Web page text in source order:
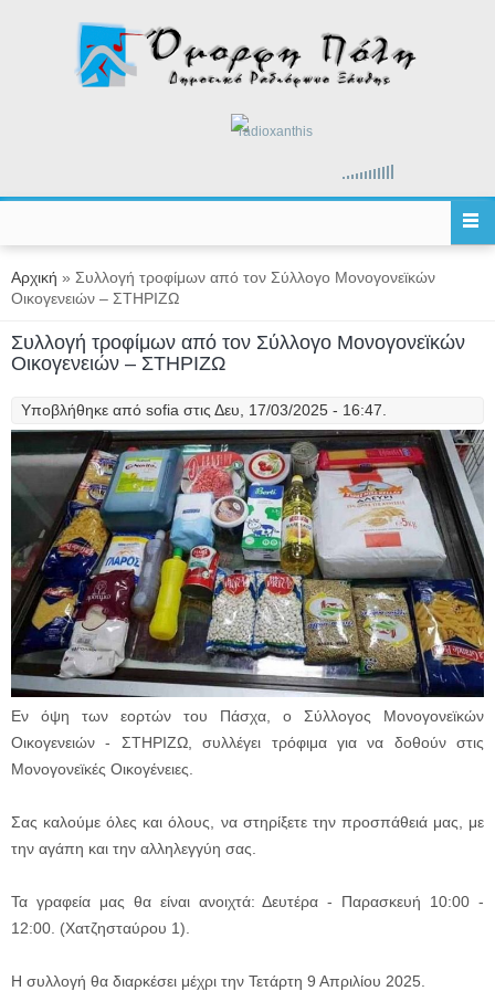
radioxanthis
Είστε εδώ
Αρχική » Συλλογή τροφίμων από τον Σύλλογο Μονογονεϊκών
Οικογενειών – ΣΤΗΡΙΖΩ
Συλλογή τροφίμων από τον Σύλλογο Μονογονεϊκών
Οικογενειών – ΣΤΗΡΙΖΩ
Υποβλήθηκε από sofia στις Δευ, 17/03/2025 - 16:47.
Εν όψη των εορτών του Πάσχα, ο Σύλλογος Μονογονεϊκών
Οικογενειών - ΣΤΗΡΙΖΩ, συλλέγει τρόφιμα για να δοθούν στις
Μονογονεϊκές Οικογένειες.
Σας καλούμε όλες και όλους, να στηρίξετε την προσπάθειά μας, με
την αγάπη και την αλληλεγγύη σας.
Τα γραφεία μας θα είναι ανοιχτά: Δευτέρα - Παρασκευή 10:00 -
12:00. (Χατζησταύρου 1).
Η συλλογή θα διαρκέσει μέχρι την Τετάρτη 9 Απριλίου 2025.